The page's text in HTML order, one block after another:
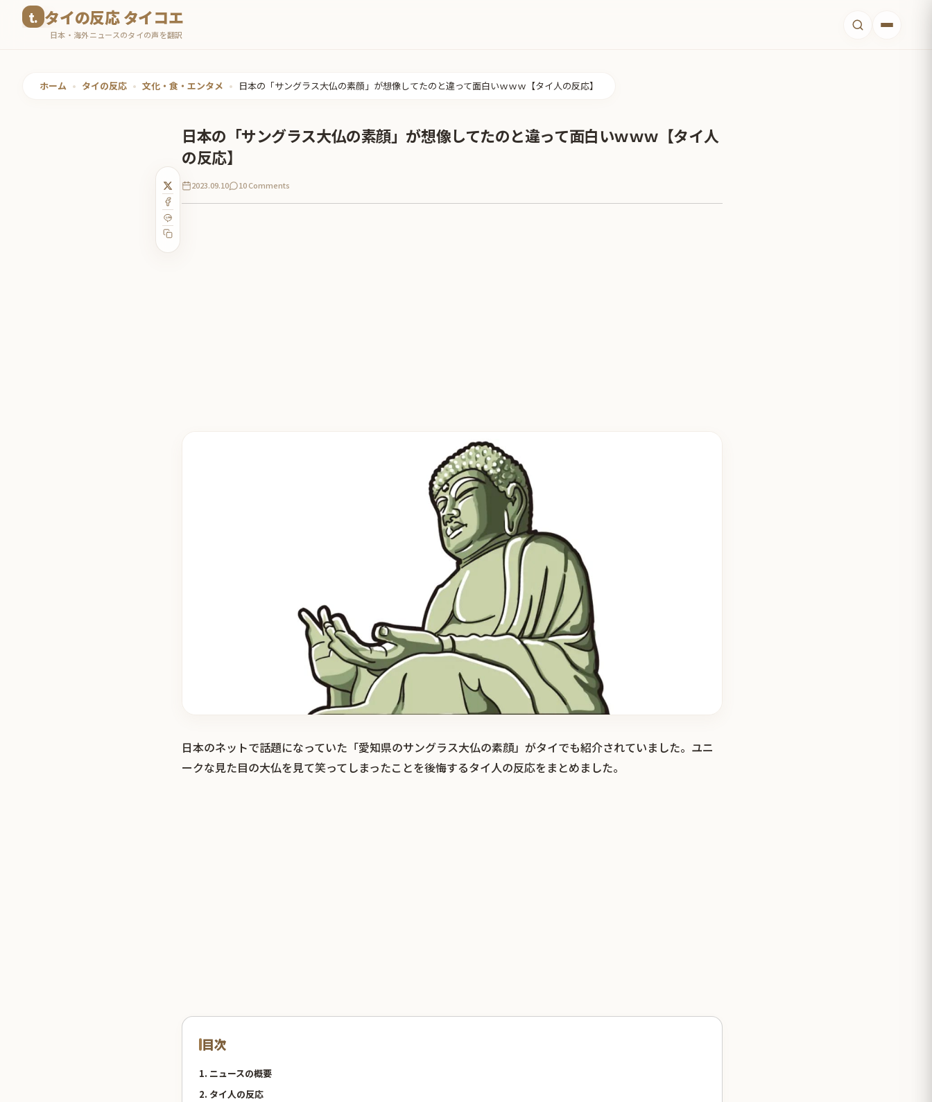
タイの反応 タイコエ
日本・海外ニュースのタイの声を翻訳
ホーム • タイの反応 • 文化・食・エンタメ • 日本の「サングラス大仏の素顔」が想像してたのと違って面白いｗｗｗ【タイ人の反応】
日本の「サングラス大仏の素顔」が想像してたのと違って面白いｗｗｗ【タイ人
の反応】
2023.09.10 10 Comments
日本のネットで話題になっていた「愛知県のサングラス大仏の素顔」がタイでも紹介されていました。ユニ
ークな見た目の大仏を見て笑ってしまったことを後悔するタイ人の反応をまとめました。
目次
1. ニュースの概要
2. タイ人の反応